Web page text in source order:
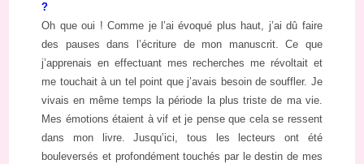
?
Oh que oui ! Comme je l’ai évoqué plus haut, j’ai dû faire
des pauses dans l’écriture de mon manuscrit. Ce que
j’apprenais en effectuant mes recherches me révoltait et
me touchait à un tel point que j’avais besoin de souffler. Je
vivais en même temps la période la plus triste de ma vie.
Mes émotions étaient à vif et je pense que cela se ressent
dans mon livre. Jusqu’ici, tous les lecteurs ont été
bouleversés et profondément touchés par le destin de mes